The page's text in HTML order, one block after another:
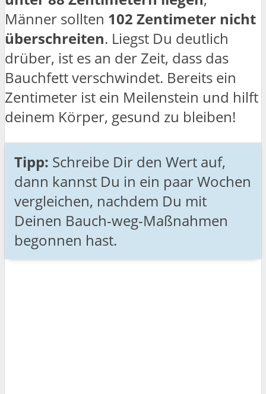
Männer sollten 102 Zentimeter nicht
überschreiten. Liegst Du deutlich
drüber, ist es an der Zeit, dass das
Bauchfett verschwindet. Bereits ein
Zentimeter ist ein Meilenstein und hilft
deinem Körper, gesund zu bleiben!
Tipp: Schreibe Dir den Wert auf,
dann kannst Du in ein paar Wochen
vergleichen, nachdem Du mit
Deinen Bauch-weg-Maßnahmen
begonnen hast.